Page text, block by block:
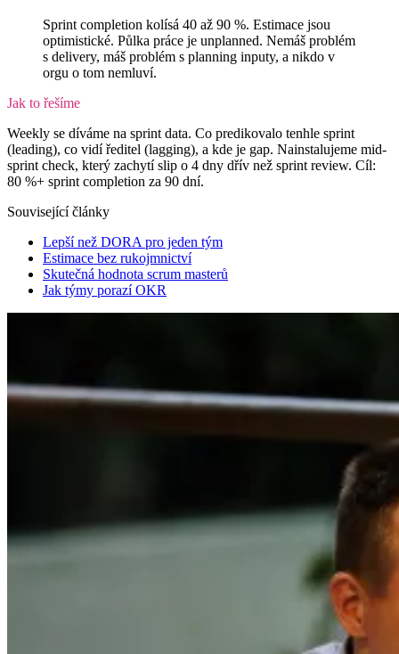
Sprint completion kolísá 40 až 90 %. Estimace jsou
optimistické. Půlka práce je unplanned. Nemáš problém
s delivery, máš problém s planning inputy, a nikdo v
orgu o tom nemluví.
Jak to řešíme
Weekly se díváme na sprint data. Co predikovalo tenhle sprint
(leading), co vidí ředitel (lagging), a kde je gap. Nainstalujeme mid-
sprint check, který zachytí slip o 4 dny dřív než sprint review. Cíl:
80 %+ sprint completion za 90 dní.
Související články
Lepší než DORA pro jeden tým
Estimace bez rukojmnictví
Skutečná hodnota scrum masterů
Jak týmy porazí OKR